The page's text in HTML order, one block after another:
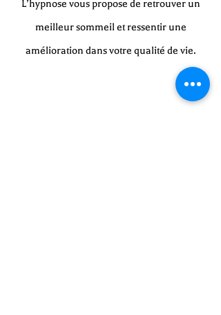
L’hypnose vous propose de retrouver un
meilleur sommeil et ressentir une
amélioration dans votre qualité de vie.